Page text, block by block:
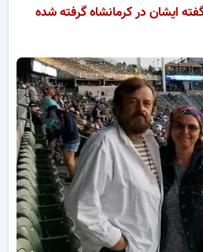
ایشان در کرمانشاه گرفته شده